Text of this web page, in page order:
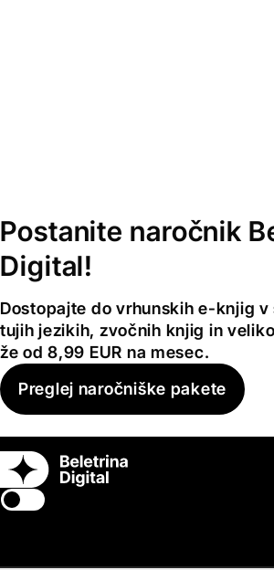
Postanite naročnik
Digital!
Dostopajte do vrhunskih e-knjig v
tujih jezikih, zvočnih knjig in
že od 8,99 EUR na mesec.
Preglej naročniške pakete
Switch theme